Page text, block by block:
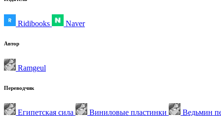
Ridibooks Naver
Автор
Ramgeul
Переводчик
Египетская сила Виниловые пластинки Ведьмин